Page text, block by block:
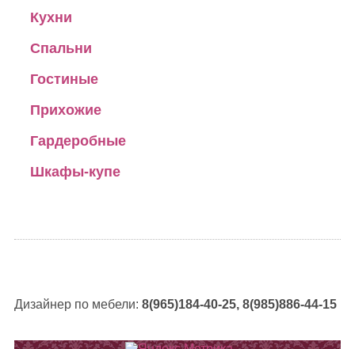
Кухни
Спальни
Гостиные
Прихожие
Гардеробные
Шкафы-купе
Дизайнер по мебели: 8(965)184-40-25, 8(985)886-44-15